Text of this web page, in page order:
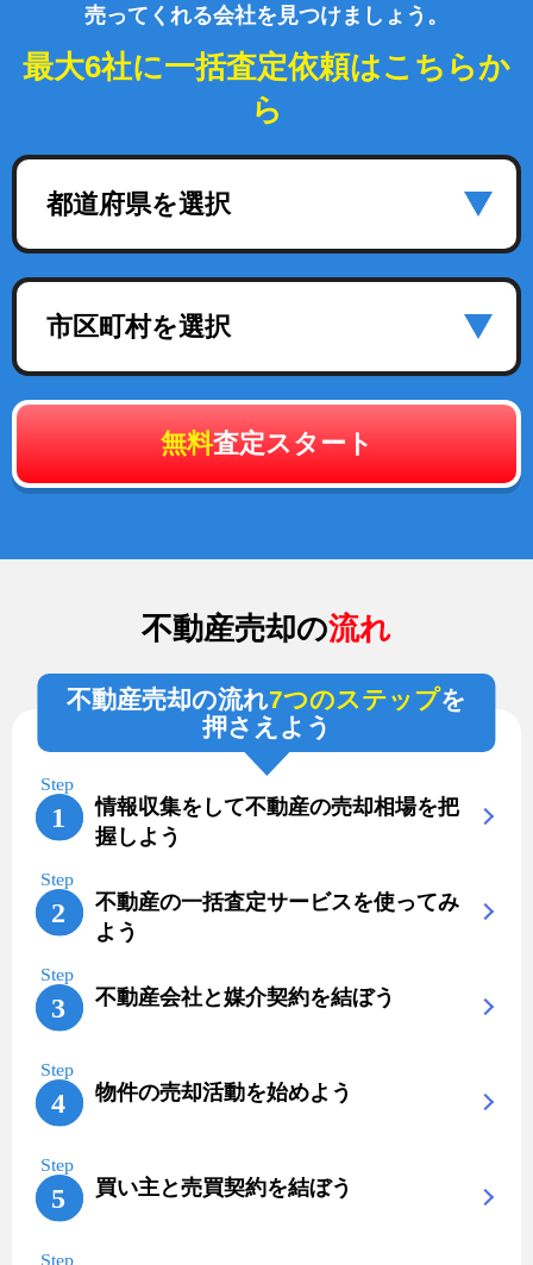
売ってくれる会社を見つけましょう。
最大6社に一括査定依頼はこちらか
ら
都道府県を選択
市区町村を選択
無料査定スタート
不動産売却の流れ
不動産売却の流れ7つのステップを
押さえよう
情報収集をして不動産の売却相場を把
握しよう
不動産の一括査定サービスを使ってみ
よう
不動産会社と媒介契約を結ぼう
物件の売却活動を始めよう
買い主と売買契約を結ぼう